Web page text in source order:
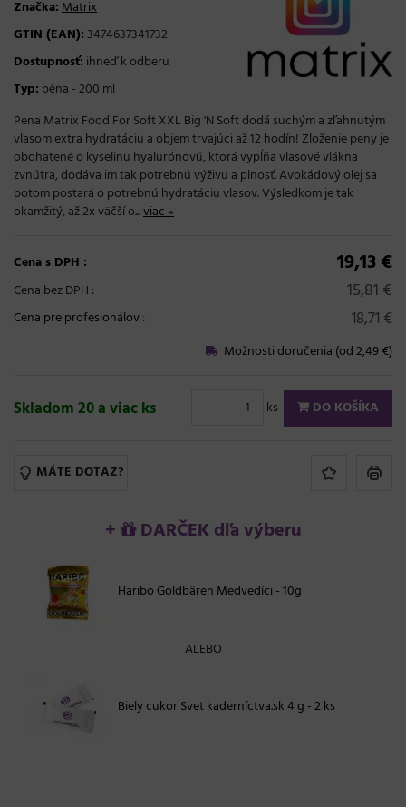
Značka:Matrix
GTIN (EAN): 3474637341732
Dostupnosť: ihneď k odberu
Typ: pěna - 200 ml
Pena Matrix Food For Soft XXL Big 'N Soft dodá suchým a zľahnutým
vlasom extra hydratáciu a objem trvajúci až 12 hodín! Zloženie peny je
obohatené o kyselinu hyalurónovú, ktorá vypĺňa vlasové vlákna
zvnútra, dodáva im tak potrebnú výživu a plnosť. Avokádový olej sa
potom postará o potrebnú hydratáciu vlasov. Výsledkom je tak
okamžitý, až 2x väčší o...viac »
Cena s DPH : 19,13 €
Cena bez DPH : 15,81 €
Cena pre profesionálov: 18,71 €
Možnosti doručenia (od 2,49 €)
Skladom 20 a viac ks ks DO KOŠÍKA
MÁTE DOTAZ?
+ DARČEK dľa výberu
Haribo Goldbären Medvedíci - 10g
ALEBO
Biely cukor Svet kaderníctva.sk 4 g - 2 ks